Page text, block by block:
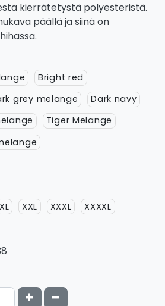
kierrätetystä polyesteristä.
päällä ja siinä on
Bright red
grey melange
Dark navy
Tiger Melange
XL XXL XXXL XXXXL
Kasvata määrää
Vähennä määrää